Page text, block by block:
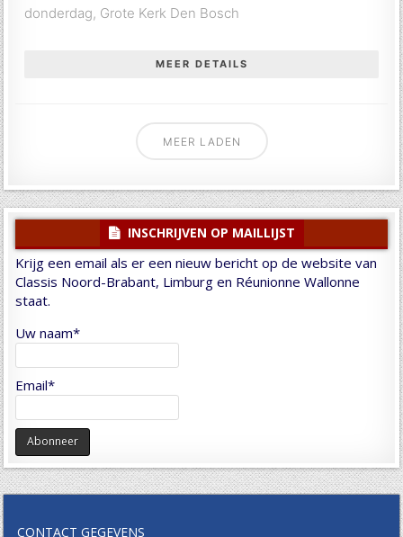
donderdag, Grote Kerk Den Bosch
MEER DETAILS
MEER LADEN
INSCHRIJVEN OP MAILLIJST
Krijg een email als er een nieuw bericht op de website van
Classis Noord-Brabant, Limburg en Réunionne Wallonne
staat.
Uw naam*
Email*
CONTACT GEGEVENS